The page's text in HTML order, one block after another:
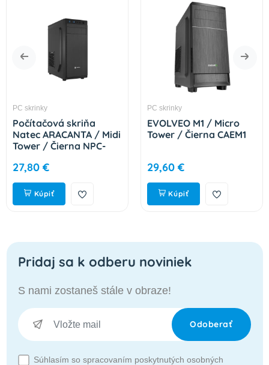
PC skrinky
Počítačová skriňa
Natec ARACANTA / Midi
Tower / Čierna NPC-
27,80 €
Kúpiť
PC skrinky
EVOLVEO M1 / Micro
Tower / Čierna CAEM1
29,60 €
Kúpiť
Pridaj sa k odberu noviniek
S nami zostaneš stále v obraze!
Odoberať
Súhlasím so spracovaním poskytnutých osobných